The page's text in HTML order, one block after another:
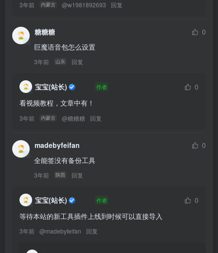
3年前 内蒙古 @w1981892693 回复
糖糖糖
0
巨魔语音包怎么设置
3年前 山东 回复
宝宝(站长) 作者
0
看视频教程，文章中有！
3年前 内蒙古 @糖糖糖 回复
madebyfeifan
0
全能签没有备份工具
3年前 陕西 回复
宝宝(站长) 作者
0
等待本站的新工具插件上线到时候可以直接导入
3年前 @madebyfeifan 回复